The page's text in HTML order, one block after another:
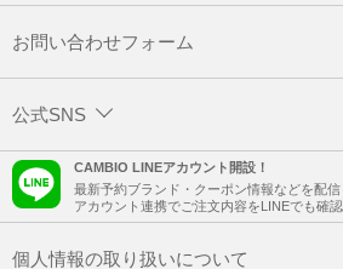
お問い合わせフォーム
公式SNS
CAMBIO LINEアカウント開設！
最新予約ブランド・クーポン情報などを配信
アカウント連携でご注文内容をLINEでも確認
個人情報の取り扱いについて